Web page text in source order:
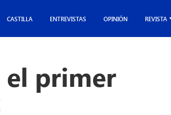
CASTILLA ENTREVISTAS OPINIÓN REVISTA
el primer